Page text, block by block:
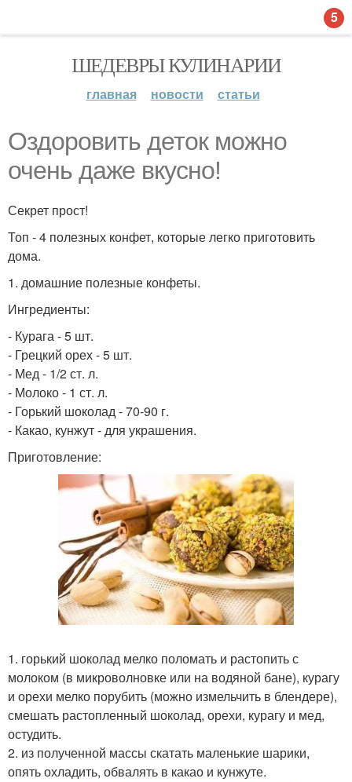
ШЕДЕВРЫ КУЛИНАРИИ
главная новости статьи
Оздоровить деток можно
очень даже вкусно!
Секрет прост!
Топ - 4 полезных конфет, которые легко приготовить
дома.
1. домашние полезные конфеты.
Ингредиенты:
- Курага - 5 шт.
- Грецкий орех - 5 шт.
- Мед - 1/2 ст. л.
- Молоко - 1 ст. л.
- Горький шоколад - 70-90 г.
- Какао, кунжут - для украшения.
Приготовление:
1. горький шоколад мелко поломать и растопить с
молоком (в микроволновке или на водяной бане), курагу
и орехи мелко порубить (можно измельчить в блендере),
смешать растопленный шоколад, орехи, курагу и мед,
остудить.
2. из полученной массы скатать маленькие шарики,
опять охладить, обвалять в какао и кунжуте.
5